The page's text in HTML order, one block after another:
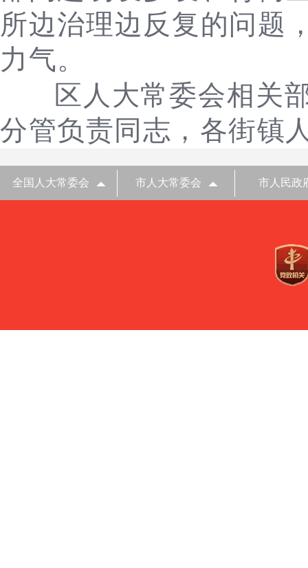
所边治理边反复的问题
力气。
区人大常委会相关
分管负责同志，各街镇
全国人大常委会 市人大常委会 市人民政